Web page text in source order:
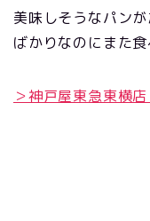
美味しそうなパン
ばかりなのにまた
＞神戸屋東急東横